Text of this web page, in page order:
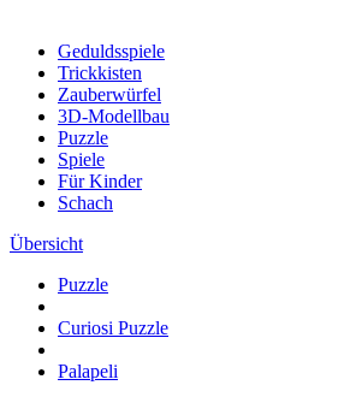
Geduldsspiele
Trickkisten
Zauberwürfel
3D-Modellbau
Puzzle
Spiele
Für Kinder
Schach
Übersicht
Puzzle
Curiosi Puzzle
Palapeli